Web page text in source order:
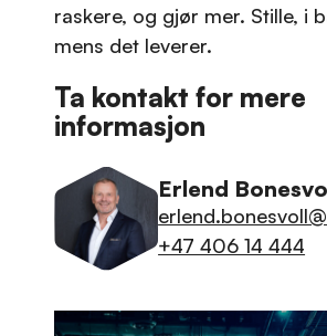
raskere, og gjør mer. Stille, i
mens det leverer.
Ta kontakt for mere
informasjon
Erlend
+47 406 14 444